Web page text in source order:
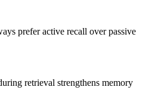
prefer active recall over passive
retrieval strengthens memory